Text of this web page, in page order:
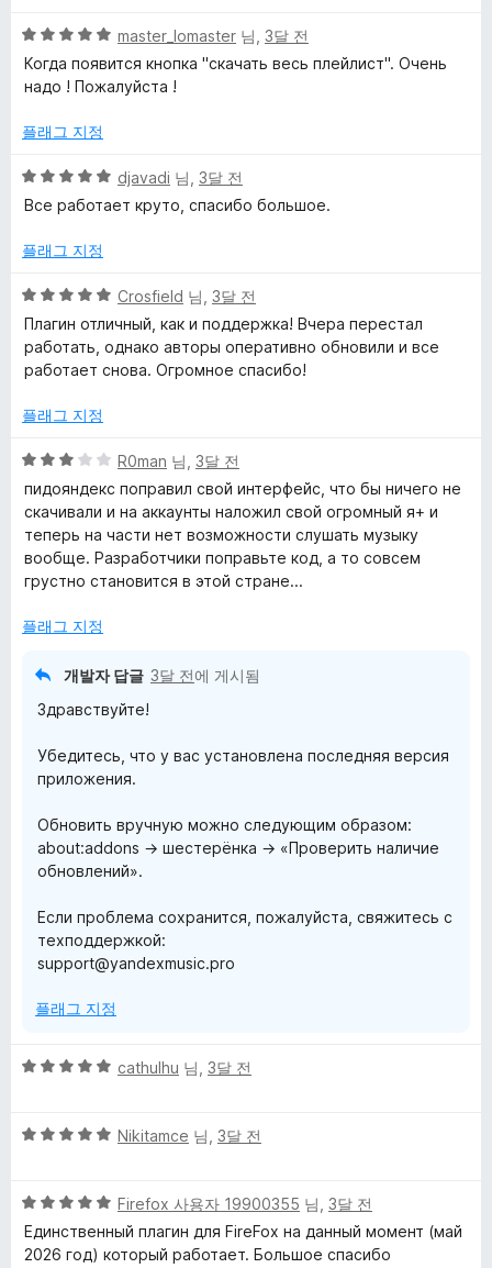
5
점
만
에
점
master_lomaster 님, 3달 전
Когда появится кнопка "скачать весь плейлист". Очень
надо ! Пожалуйста !
플래그 지정
5
점
점
5
점
djavadi 님, 3달 전
Все работает круто, спасибо большое.
플래그 지정
5
점
만
점
5
Crosfield 님, 3달 전
Плагин отличный, как и поддержка! Вчера перестал
работать, однако авторы оперативно обновили и все
работает снова. Огромное спасибо!
플래그 지정
5
점
만
점
에
3
R0man 님, 3달 전
пидояндекс поправил свой интерфейс, что бы ничего не
скачивали и на аккаунты наложил свой огромный я+ и
теперь на части нет возможности слушать музыку
вообще. Разработчики поправьте код, а то совсем
грустно становится в этой стране...
플래그 지정
개발자 답글 3달 전에 게시됨
Здравствуйте!
Убедитесь, что у вас установлена последняя версия
приложения.
Обновить вручную можно следующим образом:
about:addons → шестерёнка → «Проверить наличие
обновлений».
Если проблема сохранится, пожалуйста, свяжитесь с
техподдержкой:
support@yandexmusic.pro
플래그 지정
5
점
점
cathulhu 님, 3달 전
5
점
에
5
Nikitamce 님, 3달 전
5
점
만
Firefox 사용자 19900355 님, 3달 전
Единственный плагин для FireFox на данный момент (май
2026 год) который работает. Большое спасибо